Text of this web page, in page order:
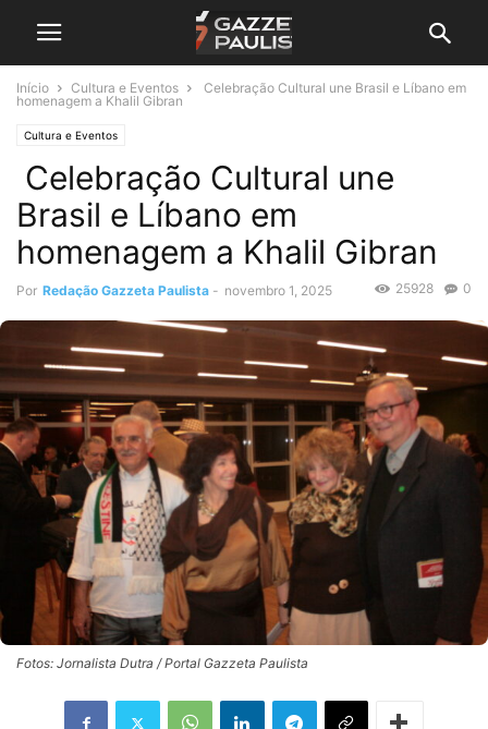
Início Cultura e Eventos
Celebração Cultural une Brasil e Líbano em
homenagem a Khalil Gibran
Cultura e Eventos
Celebração Cultural une
Brasil e Líbano em
homenagem a Khalil Gibran
Por Redação Gazzeta Paulista - novembro 1, 2025 0
25928
Fotos: Jornalista Dutra / Portal Gazzeta Paulista